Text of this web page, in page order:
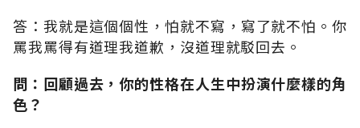
答：我就是這個個性，怕就不寫，寫了就不怕。你
罵我罵得有道理我道歉，沒道理就駁回去。
問：回顧過去，你的性格在人生中扮演什麼樣的角
色？